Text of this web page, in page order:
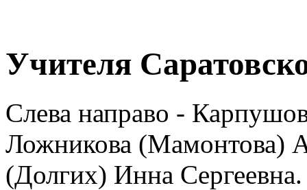
Учителя
Слева направо -
Ложникова (Мамонтова)
(Долгих) Инна Сергеевна.